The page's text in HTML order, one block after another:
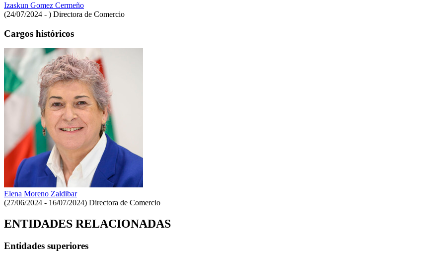
Izaskun Gomez Cermeño
(24/07/2024 - ) Directora de Comercio
Cargos históricos
Elena Moreno Zaldibar
(27/06/2024 - 16/07/2024) Directora de Comercio
ENTIDADES RELACIONADAS
Entidades superiores